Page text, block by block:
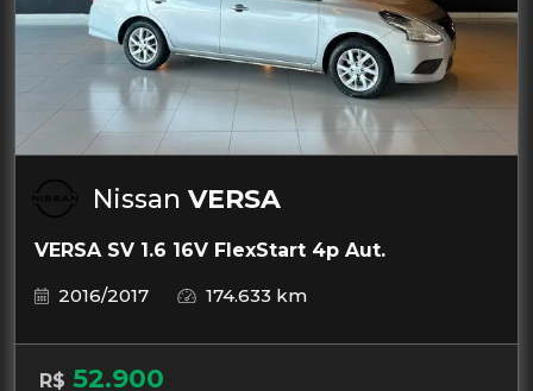
Nissan VERSA
VERSA SV 1.6 16V FlexStart 4p Aut.
2016/2017
174.633 km
R$ 52.900